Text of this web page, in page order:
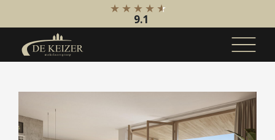
Koopaanbod
Bestaande bouw
Internationaal
9.1